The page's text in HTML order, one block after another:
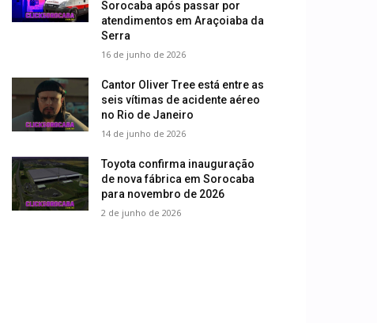
Sorocaba após passar por
atendimentos em Araçoiaba da
Serra
16 de junho de 2026
Cantor Oliver Tree está entre as
seis vítimas de acidente aéreo
no Rio de Janeiro
14 de junho de 2026
Toyota confirma inauguração
de nova fábrica em Sorocaba
para novembro de 2026
2 de junho de 2026